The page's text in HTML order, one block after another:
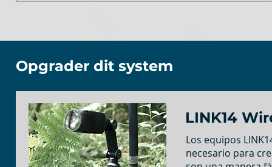
Opgrader dit system
LINK14
Los equipos
necesario para